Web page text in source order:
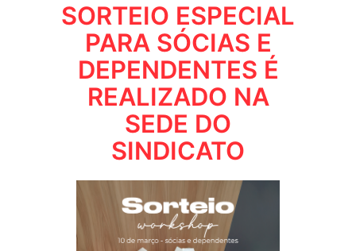
SORTEIO ESPECIAL
PARA SÓCIAS E
DEPENDENTES É
REALIZADO NA
SEDE DO
SINDICATO